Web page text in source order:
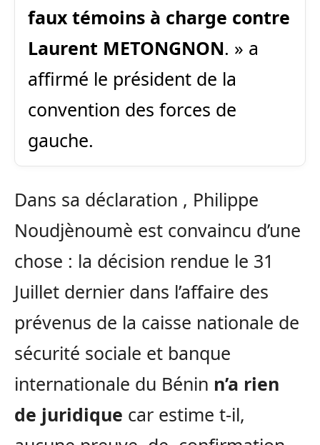
faux témoins à charge contre
Laurent METONGNON. » a
affirmé le président de la
convention des forces de
gauche.
Dans sa déclaration , Philippe
Noudjènoumè est convaincu d’une
chose : la décision rendue le 31
Juillet dernier dans l’affaire des
prévenus de la caisse nationale de
sécurité sociale et banque
internationale du Bénin n’a rien
de juridique car estime t-il,